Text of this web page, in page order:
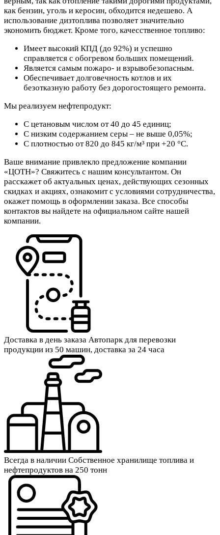
как бензин, уголь и керосин, обходится недешево. А
использование дизтоплива позволяет значительно
экономить бюджет. Кроме того, качесственное топливо:
Имеет высокий КПД (до 92%) и успешно
справляется с обогревом больших помещений.
Является самым пожаро- и взрывобезопасным.
Обеспечивает долговечность котлов и их
безотказную работу без дорогостоящего ремонта.
Мы реализуем нефтепродукт:
С цетановым числом от 40 до 45 единиц;
С низким содержанием серы – не выше 0,05%;
С плотностью от 820 до 845 кг/м³ при +20 °С.
Ваше внимание привлекло предложение компании
«ЦОТН»? Свяжитесь с нашим консультантом. Он
расскажет об актуальных ценах, действующих сезонных
скидках и акциях, ознакомит с условиями сотрудничества,
окажет помощь в оформлении заказа. Все способы
контактов вы найдете на официальном сайте нашей
компании.
Доставка в день заказа Автопарк для перевозки
продукции из 50 машин, доставка за 24 часа
Всегда в наличии Собственное хранилище топлива и
нефтепродуктов на 250 тонн